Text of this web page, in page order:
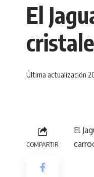
El
Última actualización
COMPARTIR
El